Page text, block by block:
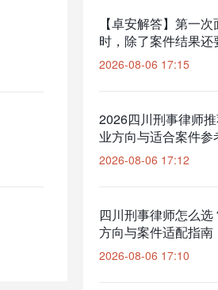
【卓安解答】第一
时，除了案件结果还
2026-08-06 17:15
2026四川刑事律师
业方向与适合案件参
2026-08-06 17:12
四川刑事律师怎么
方向与案件适配指南
2026-08-06 17:10